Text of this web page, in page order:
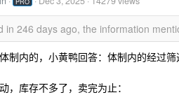
in 246 days ago, the information
制内的，小黄鸭回答：体制内的经过
，库存不多了，卖完为止：